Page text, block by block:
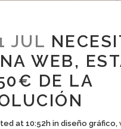
JUL
WEB,
DE LA
at 10:52h in diseño gráfico,